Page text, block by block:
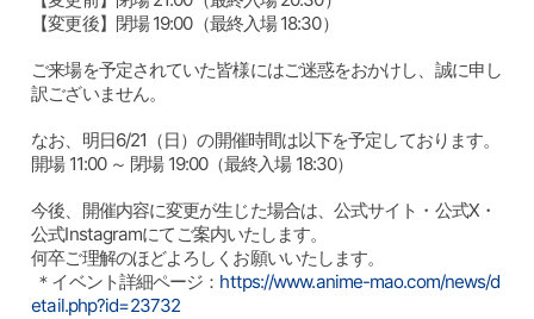
【変更後】閉場 19:00（最終入場 18:30）
ご来場を予定されていた皆様にはご迷惑をおかけし、誠に申し
訳ございません。
なお、明日6/21（日）の開催時間は以下を予定しております。
開場 11:00 ～ 閉場 19:00（最終入場 18:30）
今後、開催内容に変更が生じた場合は、公式サイト・公式X・
公式Instagramにてご案内いたします。
何卒ご理解のほどよろしくお願いいたします。
＊イベント詳細ページ： https://www.anime-mao.com/news/d
etail.php?id=23732